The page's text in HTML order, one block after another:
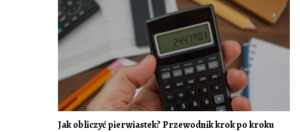
Jak obliczyć pierwiastek? Przewodnik krok po kroku